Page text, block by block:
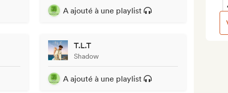
A ajouté à une playlist
T.L.T
Shadow
A ajouté à une playlist